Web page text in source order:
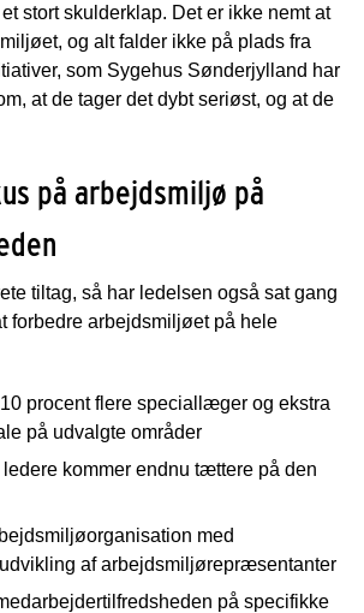
stort skulderklap. Det er ikke nemt at
og alt falder ikke på plads fra
som Sygehus Sønderjylland har
at de tager det dybt seriøst, og at de
på arbejdsmiljø på
tiltag, så har ledelsen også sat gang
forbedre arbejdsmiljøet på hele
procent flere speciallæger og ekstra
på udvalgte områder
kommer endnu tættere på den
med
af arbejdsmiljørepræsentanter
på specifikke